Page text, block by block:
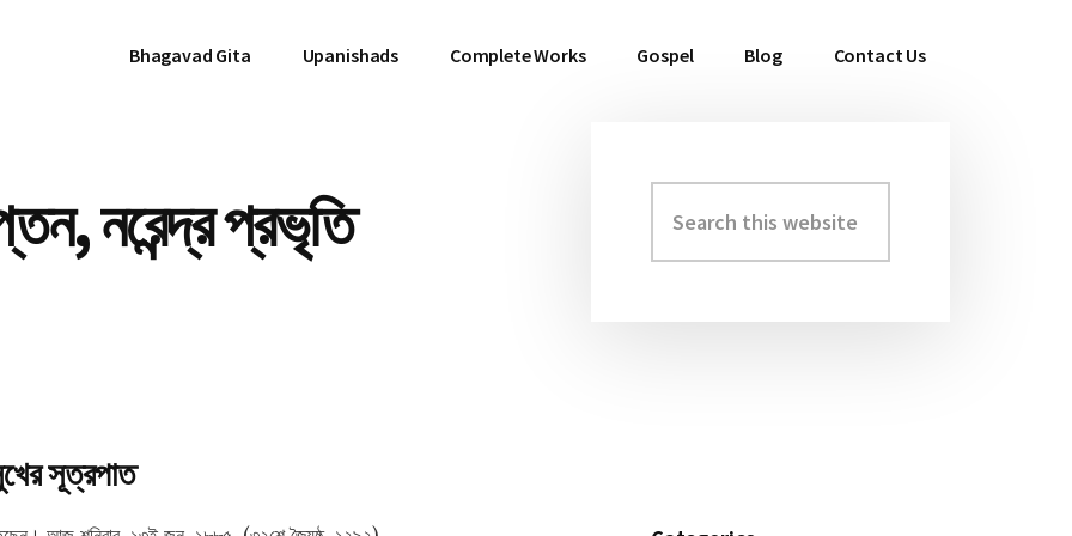
Bhagavad Gita Upanishads Complete Works Gospel Blog Contact Us
নরেন্দ্র প্রভৃতি
সূত্রপাত
Primary
Sidebar
this
website